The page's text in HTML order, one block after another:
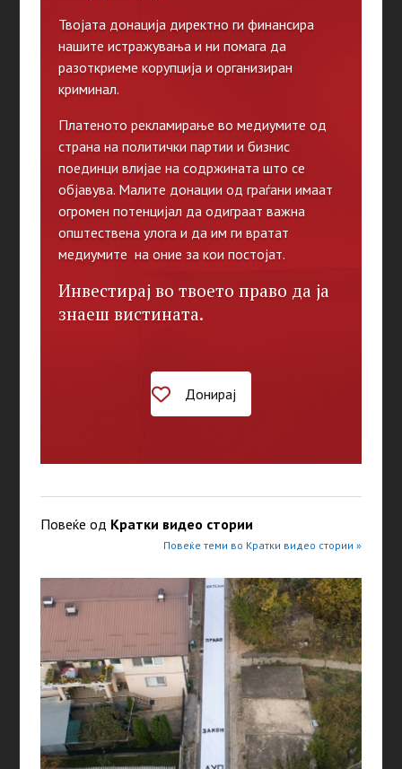
Твојата донација директно ги финансира
нашите истражувања и ни помага да
разоткриеме корупција и организиран
криминал.
Платеното рекламирање во медиумите од
страна на политички партии и бизнис
поединци влијае на содржината што се
објавува. Малите донации од граѓани имаат
огромен потенцијал да одиграат важна
општествена улога и да им ги вратат
медиумите на оние за кои постојат.
Инвестирај во твоето право да ја
знаеш вистината.
Донирај
Повеќе од Кратки видео стории
Повеќе теми во Кратки видео стории »